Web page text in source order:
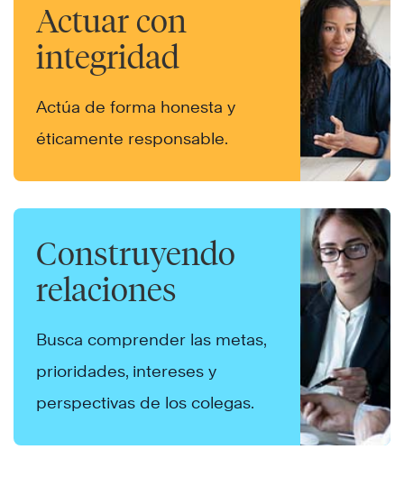
Actuar con
integridad
Actúa de forma honesta y
éticamente responsable.
Construyendo
relaciones
Busca comprender las metas,
prioridades, intereses y
perspectivas de los colegas.